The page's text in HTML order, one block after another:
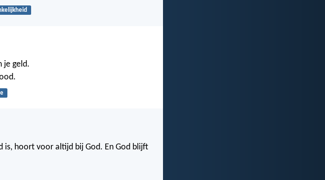
je geld.
is, hoort voor altijd bij God. En God blijft